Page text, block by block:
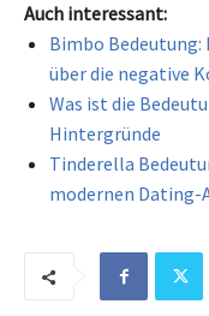
Auch interessant:
Bimbo Bedeutung:
über die negative
Was ist die
Hintergründe
Tinderella
modernen Dating-